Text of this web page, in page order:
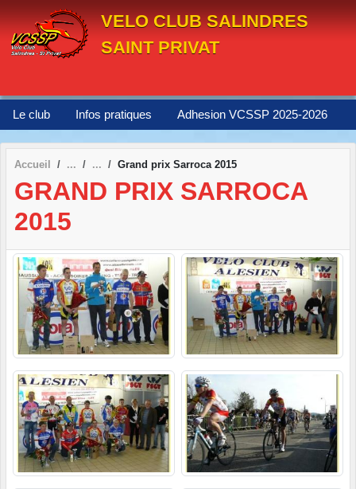
VELO CLUB SALINDRES
SAINT PRIVAT
Le club Infos pratiques Adhesion VCSSP 2025-2026
Accueil Grand prix Sarroca 2015
GRAND PRIX SARROCA
2015
Panneau de gestion des cookies